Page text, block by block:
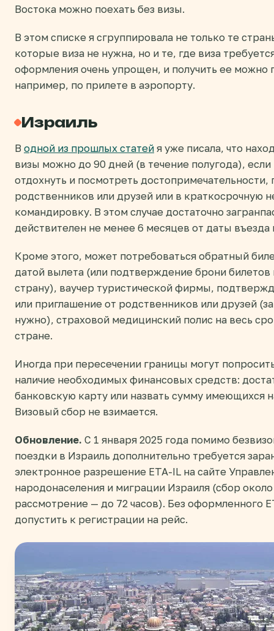
Востока можно поехать без визы.
В этом списке я сгруппировала не только те
которые виза не нужна, но и те, где виза
оформления очень упрощен, и получить ее можно
например, по прилете в аэропорту.
Израиль
В одной из прошлых статей я уже писала, что
визы можно до 90 дней (в течение полугода),
отдохнуть и посмотреть достопримечательности,
родственников или друзей или в краткосрочную
командировку. В этом случае достаточно
действителен не менее 6 месяцев от даты въезда
Кроме этого, может потребоваться обратный
датой вылета (или подтверждение брони билетов
страну), ваучер туристической фирмы,
или приглашение от родственников или друзей
нужно), страховой медицинский полис на весь
стране.
Иногда при пересечении границы могут
наличие необходимых финансовых средств:
банковскую карту или назвать сумму имеющихся
Визовый сбор не взимается.
Обновление. С 1 января 2025 года помимо
поездки в Израиль дополнительно требуется
электронное разрешение ETA-IL на сайте
народонаселения и миграции Израиля (сбор
рассмотрение — до 72 часов). Без оформленного
допустить к регистрации на рейс.